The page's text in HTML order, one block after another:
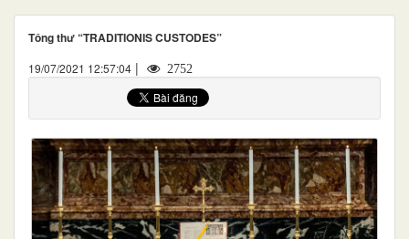
Tông thư “TRADITIONIS CUSTODES”
19/07/2021 12:57:04 | 2752